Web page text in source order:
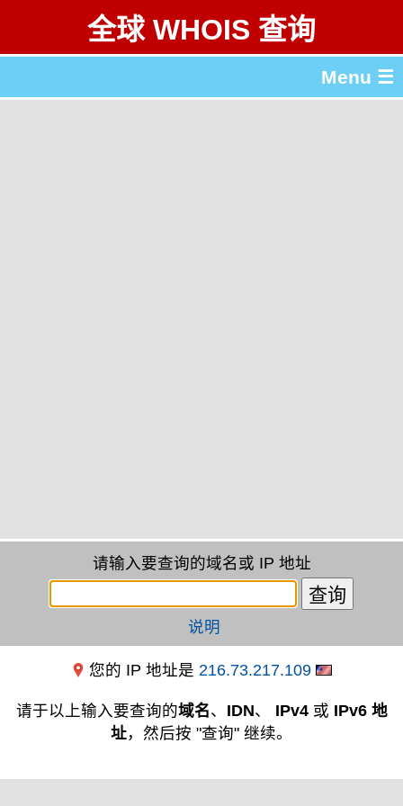
全球 WHOIS 查询
Menu ☰
请输入要查询的域名或 IP 地址
说明
您的 IP 地址是 216.73.217.109
请于以上输入要查询的域名、 IDN、 IPv4或 IPv6 地
址，然后按 "查询" 继续。